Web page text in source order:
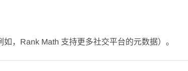
，Rank Math 支持更多社交平台的元数据）。